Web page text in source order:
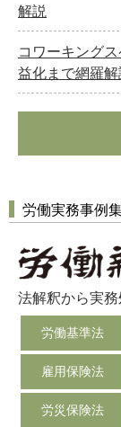
解説
コワーキング
益化まで網羅
労働実務事例
法解釈から実
労働基準法
雇用保険法
労災保険法